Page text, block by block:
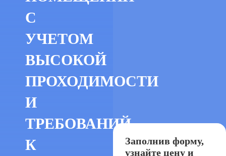
С
УЧЕТОМ
ВЫСОКОЙ
ПРОХОДИМОСТИ
И
ТРЕБОВАНИЙ
К
Заполнив форму,
узнайте цену и